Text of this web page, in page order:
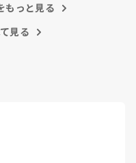
もっと見る
見る